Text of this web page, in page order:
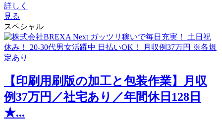
詳しく
見る
スペシャル
【印刷用刷版の加工と包装作業】月収
例37万円／社宅あり／年間休日128日
★...